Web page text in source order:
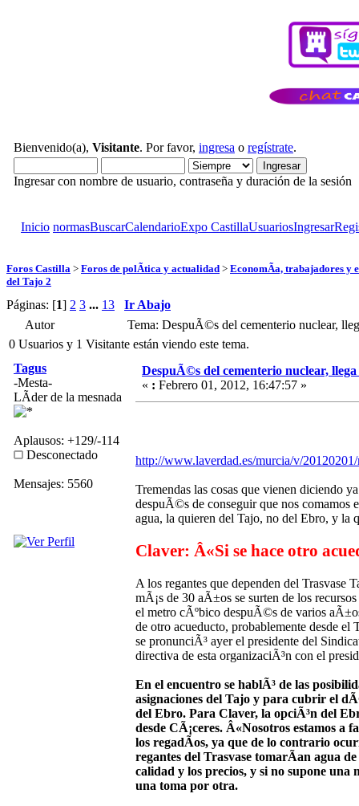
Bienvenido(a), Visitante. Por favor, ingresa o regístrate.
Ingresar con nombre de usuario, contraseña y duración de la sesión
Inicio normasBuscarCalendarioExpo CastillaUsuariosIngresar
Foros Castilla > Foros de polÃ­tica y actualidad > EconomÃ­a, trabajadores y
del Tajo 2
Páginas: [1] 2 3 ... 13
Ir Abajo
Autor
Tema: DespuÃ©s del cementerio nuclear,
0 Usuarios y 1 Visitante están viendo este tema.
Tagus
-Mesta-
LÃ­der de la mesnada
Aplausos: +129/-114
Desconectado
Mensajes: 5560
DespuÃ©s del cementerio nuclear,
« : Febrero 01, 2012, 16:47:57 »
http://www.laverdad.es/murcia/v/
Tremendas las cosas que vienen diciendo
despuÃ©s de conseguir que nos comamos
agua, la quieren del Tajo, no del Ebro, y la
Claver: Â«Si se hace otro
A los regantes que dependen del Trasvase
mÃ¡s de 30 aÃ±os se surten de los
el metro cÃºbico despuÃ©s de varios
de otro acueducto, probablemente desde
se pronunciÃ³ ayer el presidente del
directiva de esta organizaciÃ³n con el
En el encuentro se hablÃ³ de las
asignaciones del Tajo y para cubrir el
del Ebro. Para Claver, la opciÃ³n del
desde CÃ¡ceres. Â«Nosotros estamos a
los regadÃ­os, ya que de lo contrario
regantes del Trasvase tomarÃ­an agua
calidad y los precios, y si no supone una
una toma por otra.